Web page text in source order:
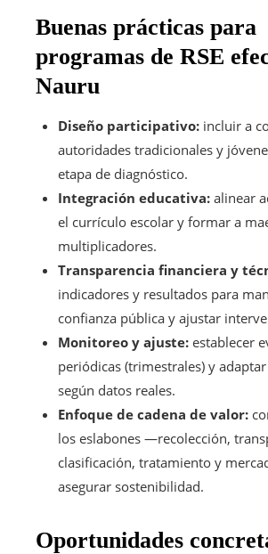
Buenas prácticas para
programas de RSE
Nauru
Diseño participativo: incluir a
autoridades tradicionales y
etapa de diagnóstico.
Integración educativa: alinear
el currículo escolar y formar a
multiplicadores.
Transparencia financiera y
indicadores y resultados para
confianza pública y ajustar
Monitoreo y ajuste: establecer
periódicas (trimestrales) y
según datos reales.
Enfoque de cadena de valor:
los eslabones —recolección,
clasificación, tratamiento y
asegurar sostenibilidad.
Oportunidades